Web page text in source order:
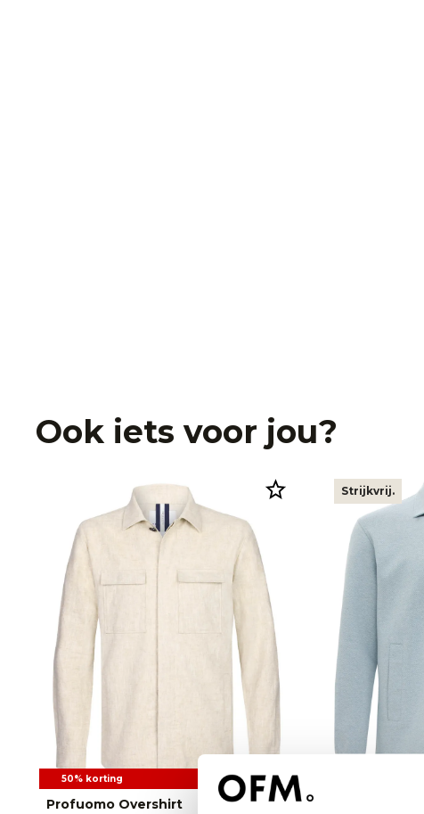
Ook iets voor jou?
50% korting
Profuomo Overshirt
Strijkvrij.